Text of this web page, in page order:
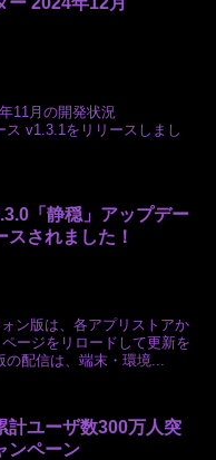
11月の開発状況
ス v1.3.1をリリースしまし
「静穏」アップデー
スされました！
ン版は、各アプリストアか
ージをリロードして更新を
配信は、端末・環境...
計ユーザ数300万人突
ンペーン